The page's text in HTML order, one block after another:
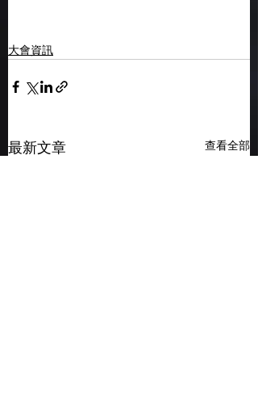
大會資訊
最新文章 查看全部